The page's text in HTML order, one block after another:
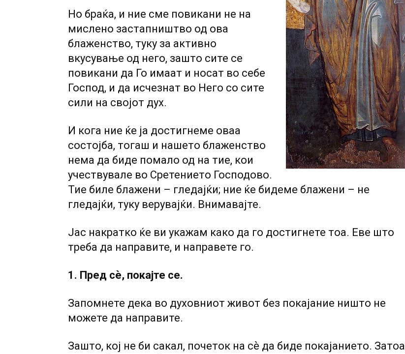
Но браќа, и ние сме повикани не на
мислено застапништво од ова
блаженство, туку за активно
вкусување од него, зашто сите се
повикани да Го имаат и носат во себе
Господ, и да исчезнат во Него со сите
сили на својот дух.
И кога ние ќе ја достигнеме оваа
состојба, тогаш и нашето блаженство
нема да биде помало од на тие, кои
учествувале во Сретението Господово.
Тие биле блажени – гледајќи; ние ќе бидеме блажени – не
гледајќи, туку верувајќи. Внимавајте.
Јас накратко ќе ви укажам како да го достигнете тоа. Еве што
треба да направите, и направете го.
1. Пред сѐ, покајте се.
Запомнете дека во духовниот живот без покајание ништо не
можете да направите.
Зашто, кој не би сакал, почеток на сѐ да биде покајанието. Затоа